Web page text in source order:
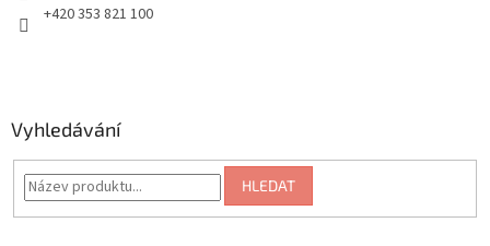
+420 353 821 100
Vyhledávání
HLEDAT